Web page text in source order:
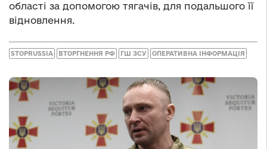
області за допомогою тягачів, для подальшого її
відновлення.
STOPRUSSIA ВТОРГНЕННЯ РФ ГШ ЗСУ ОПЕРАТИВНА ІНФОРМАЦІЯ